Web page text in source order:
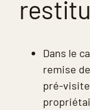
Dans le
remise
pré-